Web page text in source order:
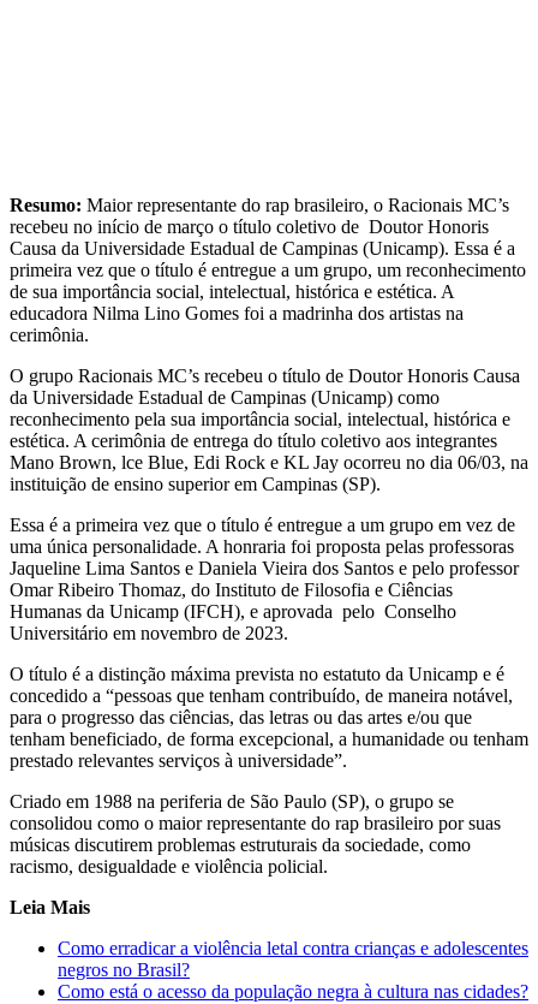
Resumo: Maior representante do rap brasileiro, o Racionais MC’s
recebeu no início de março o título coletivo de Doutor Honoris
Causa da Universidade Estadual de Campinas (Unicamp). Essa é a
primeira vez que o título é entregue a um grupo, um reconhecimento
de sua importância social, intelectual, histórica e estética. A
educadora Nilma Lino Gomes foi a madrinha dos artistas na
cerimônia.
O grupo Racionais MC’s recebeu o título de Doutor Honoris Causa
da Universidade Estadual de Campinas (Unicamp) como
reconhecimento pela sua importância social, intelectual, histórica e
estética. A cerimônia de entrega do título coletivo aos integrantes
Mano Brown, lce Blue, Edi Rock e KL Jay ocorreu no dia 06/03, na
instituição de ensino superior em Campinas (SP).
Essa é a primeira vez que o título é entregue a um grupo em vez de
uma única personalidade. A honraria foi proposta pelas professoras
Jaqueline Lima Santos e Daniela Vieira dos Santos e pelo professor
Omar Ribeiro Thomaz, do Instituto de Filosofia e Ciências
Humanas da Unicamp (IFCH), e aprovada pelo Conselho
Universitário em novembro de 2023.
O título é a distinção máxima prevista no estatuto da Unicamp e é
concedido a “pessoas que tenham contribuído, de maneira notável,
para o progresso das ciências, das letras ou das artes e/ou que
tenham beneficiado, de forma excepcional, a humanidade ou tenham
prestado relevantes serviços à universidade”.
Criado em 1988 na periferia de São Paulo (SP), o grupo se
consolidou como o maior representante do rap brasileiro por suas
músicas discutirem problemas estruturais da sociedade, como
racismo, desigualdade e violência policial.
Leia Mais
Como erradicar a violência letal contra crianças e adolescentes
negros no Brasil?
Como está o acesso da população negra à cultura nas cidades?